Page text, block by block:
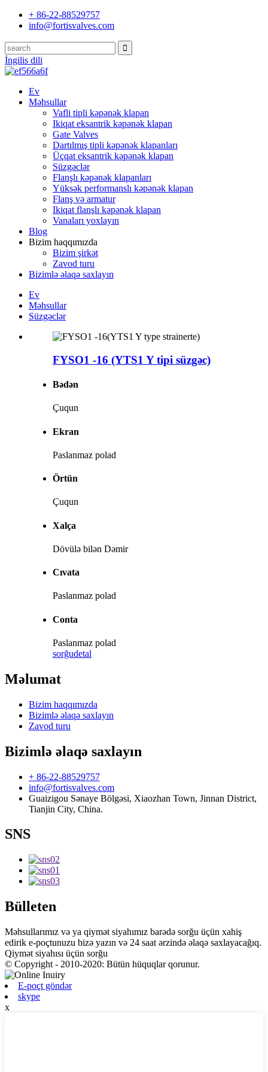
+ 86-22-88529757
info@fortisvalves.com
İngilis dili
Ev
Məhsullar
Vafli tipli kəpənək klapan
Ikiqat eksantrik kəpənək klapan
Gate Valves
Dartılmış tipli kəpənək klapanları
Üçqat eksantrik kəpənək klapan
Süzgəclər
Flanşlı kəpənək klapanları
Yüksək performanslı kəpənək klapan
Flanş və armatur
Ikiqat flanşlı kəpənək klapan
Vanaları yoxlayın
Blog
Bizim haqqımızda
Bizim şirkət
Zavod turu
Bizimlə əlaqə saxlayın
Ev
Məhsullar
Süzgəclər
FYSO1 -16 (YTS1 Y tipi süzgəc)
Bədən
Çuqun
Ekran
Paslanmaz polad
Örtün
Çuqun
Xalça
Dövülə bilən Dəmir
Cıvata
Paslanmaz polad
Conta
Paslanmaz polad
sorğudetal
Məlumat
Bizim haqqımızda
Bizimlə əlaqə saxlayın
Zavod turu
Bizimlə əlaqə saxlayın
+ 86-22-88529757
info@fortisvalves.com
Guaizigou Sənaye Bölgəsi, Xiaozhan Town, Jinnan District,
Tianjin City, China.
SNS
Bülleten
Məhsullarımız və ya qiymət siyahımız barədə sorğu üçün xahiş
edirik e-poçtunuzu bizə yazın və 24 saat ərzində əlaqə saxlayacağıq.
Qiymət siyahısı üçün sorğu
© Copyright - 2010-2020: Bütün hüquqlar qorunur.
E-poçt göndər
skype
x